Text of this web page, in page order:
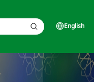
English